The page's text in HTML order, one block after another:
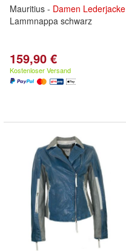
Mauritius - Damen Lederjacke
Lammnappa schwarz
159,90 €
Kostenloser Versand